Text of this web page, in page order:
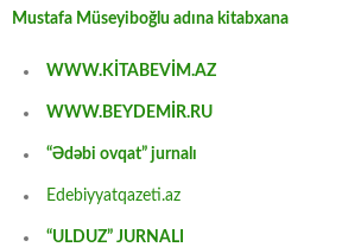
Mustafa Müseyiboğlu adına kitabxana
WWW.KİTABEVİM.AZ
WWW.BEYDEMİR.RU
“Ədəbi ovqat” jurnalı
Edebiyyatqazeti.az
“ULDUZ” JURNALI